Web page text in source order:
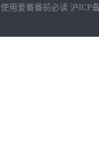
使用爱番番前必读 沪ICP